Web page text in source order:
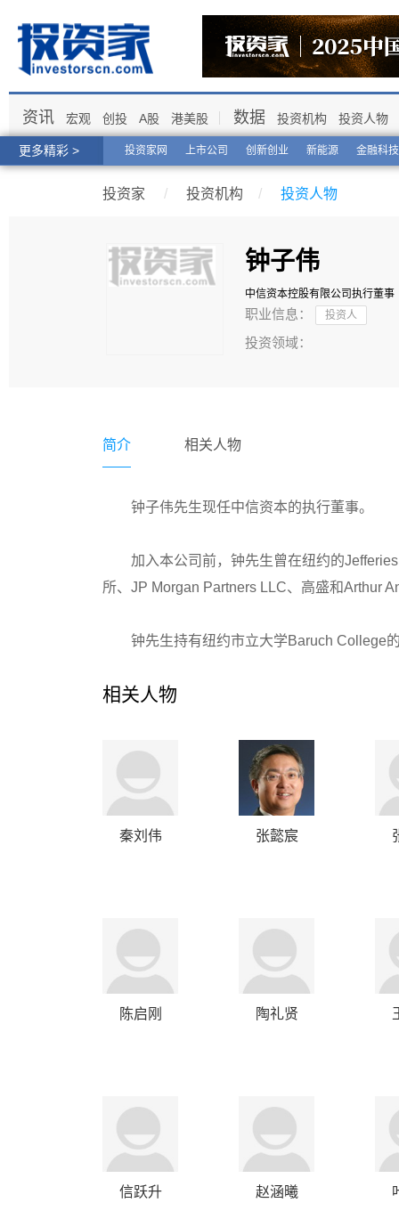
更多精彩 > 投资家网 上市公司 创新创业 新能源 金融科技
资讯 宏观 创投 A股 港美股 数据 投资机构 投资人物
投资家 / 投资机构 / 投资人物
钟子伟
中信资本控股有限公司 执行董事
职业信息： 投资人
投资领域：
简介 相关人物
钟子伟先生现任中信资本的执行董事。
加入本公司前，钟先生曾在纽约的
所、JP Morgan Partners LLC、高盛和Arthur
钟先生持有纽约市立大学Baruch College
相关人物
秦刘伟 张懿宸
陈启刚 陶礼贤
信跃升 赵涵曦